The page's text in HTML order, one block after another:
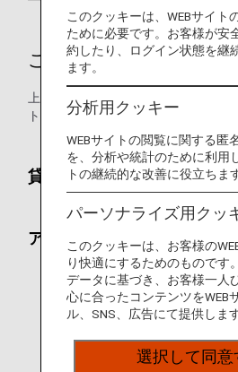
ご予約時
上体固定用補助具として、アシスト
ト、枕・毛布を無料で貸し出してい
貸し出し可能な上体固定用補
アシストシート
このクッキーは、WEBサイト
ために必要です。お客様が安
約したり、ログイン状態を継
ます。
分析用クッキー
WEBサイトの閲覧に関する匿
を、分析や統計のために利用
トの継続的な改善に役立ちま
パーソナライズ用クッ
このクッキーは、お客様の
り快適にするためのものです
データに基づき、お客様一人
心に合ったコンテンツをWEB
ル、SNS、広告にて提供します
選択して同意